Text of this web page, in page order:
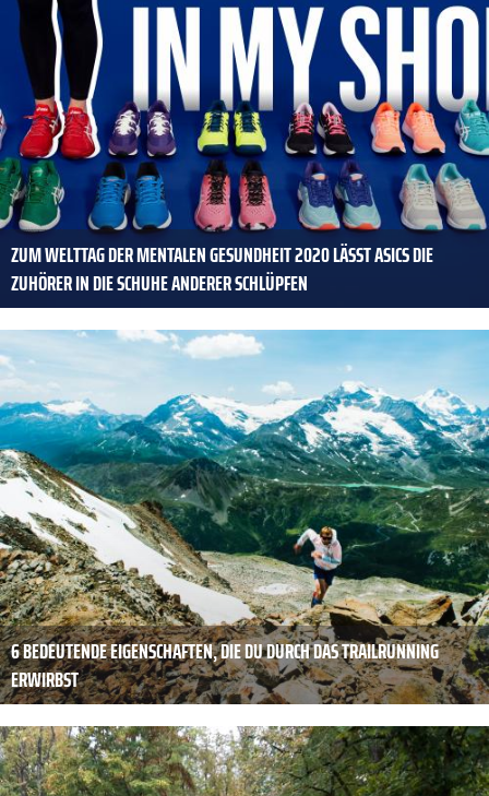
ZUM WELTTAG DER MENTALEN GESUNDHEIT 2020 LÄSST ASICS DIE
ZUHÖRER IN DIE SCHUHE ANDERER SCHLÜPFEN
6 BEDEUTENDE EIGENSCHAFTEN, DIE DU DURCH DAS TRAILRUNNING
ERWIRBST